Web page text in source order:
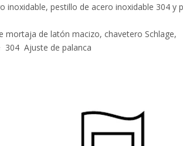
inoxidable, pestillo de acero inoxidable 304 y
de latón macizo, chavetero Schlage,
304 Ajuste de palanca